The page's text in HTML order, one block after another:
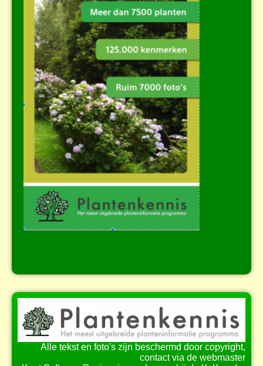
Alle tekst en foto's zijn beschermd door copyright,
contact via de webmaster